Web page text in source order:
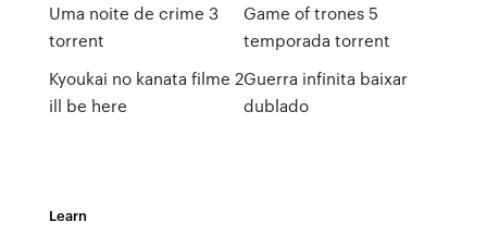
Uma noite de crime 3
torrent
Kyoukai no kanata filme 2
ill be here
Game of trones 5
temporada torrent
Guerra infinita baixar
dublado
Learn